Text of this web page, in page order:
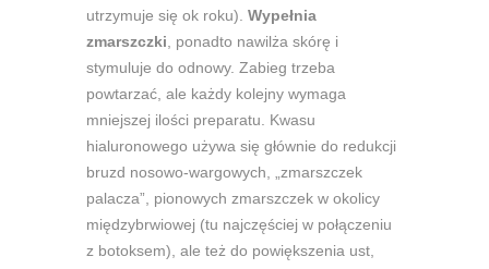
utrzymuje się ok roku). Wypełnia
zmarszczki, ponadto nawilża skórę i
stymuluje do odnowy. Zabieg trzeba
powtarzać, ale każdy kolejny wymaga
mniejszej ilości preparatu. Kwasu
hialuronowego używa się głównie do redukcji
bruzd nosowo-wargowych, „zmarszczek
palacza”, pionowych zmarszczek w okolicy
międzybrwiowej (tu najczęściej w połączeniu
z botoksem), ale też do powiększenia ust,